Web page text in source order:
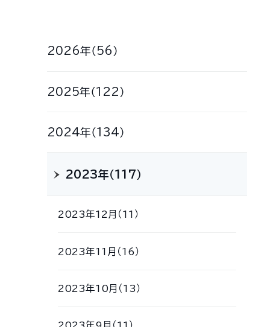
2026年（56）
2025年（122）
2024年（134）
2023年（117）
2023年12月（11）
2023年11月（16）
2023年10月（13）